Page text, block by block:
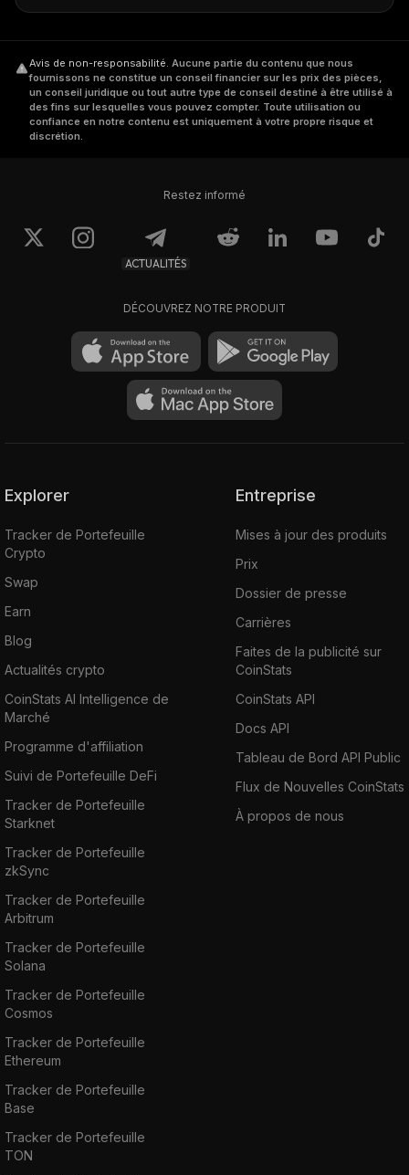
Avis de non-responsabilité. Aucune partie du contenu que nous
fournissons ne constitue un conseil financier sur les prix des pièces,
un conseil juridique ou tout autre type de conseil destiné à être utilisé à
des fins sur lesquelles vous pouvez compter. Toute utilisation ou
confiance en notre contenu est uniquement à votre propre risque et
discrétion.
Restez informé
ACTUALITÉS
DÉCOUVREZ NOTRE PRODUIT
Explorer
Tracker de Portefeuille
Crypto
Swap
Earn
Blog
Actualités crypto
CoinStats AI Intelligence de
Marché
Programme d'affiliation
Suivi de Portefeuille DeFi
Tracker de Portefeuille
Starknet
Tracker de Portefeuille
zkSync
Tracker de Portefeuille
Arbitrum
Tracker de Portefeuille
Solana
Tracker de Portefeuille
Cosmos
Tracker de Portefeuille
Ethereum
Tracker de Portefeuille
Base
Tracker de Portefeuille
TON
Entreprise
Mises à jour des produits
Prix
Dossier de presse
Carrières
Faites de la publicité sur
CoinStats
CoinStats API
Docs API
Tableau de Bord API Public
Flux de Nouvelles CoinStats
À propos de nous